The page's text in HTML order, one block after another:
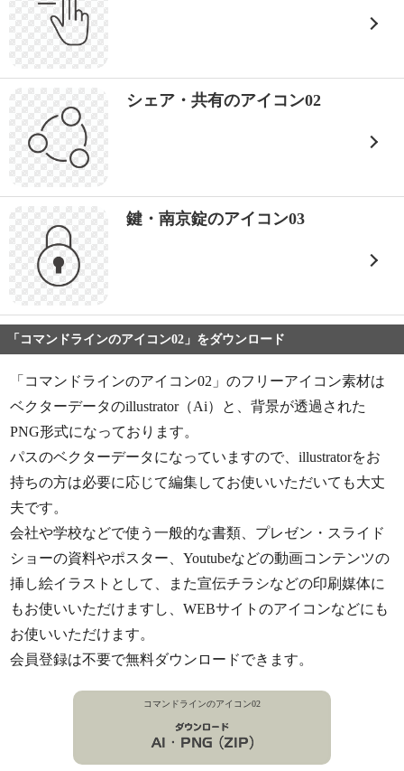
シェア・共有のアイコン02
鍵・南京錠のアイコン03
「コマンドラインのアイコン02」をダウンロード
「コマンドラインのアイコン02」のフリーアイコン素材は
ベクターデータのillustrator（Ai）と、背景が透過された
PNG形式になっております。
パスのベクターデータになっていますので、illustratorをお
持ちの方は必要に応じて編集してお使いいただいても大丈
夫です。
会社や学校などで使う一般的な書類、プレゼン・スライド
ショーの資料やポスター、Youtubeなどの動画コンテンツの
挿し絵イラストとして、また宣伝チラシなどの印刷媒体に
もお使いいただけますし、WEBサイトのアイコンなどにも
お使いいただけます。
会員登録は不要で無料ダウンロードできます。
コマンドラインのアイコン02